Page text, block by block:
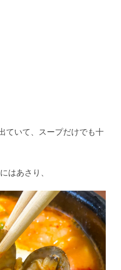
ていて、スープだけでも十
にはあさり、